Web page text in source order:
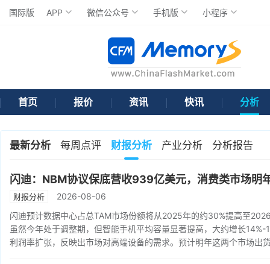
国际版 APP 微信公众号 手机版 小程序
首页 报价 资讯 快讯 分析
最新分析 每周点评 财报分析 产业分析 分析报告
闪迪：NBM协议保底营收939亿美元，消费类市场明
财报分析
2026-08-06
闪迪预计数据中心占总TAM市场份额将从2025年的约30%提高至
虽然今年处于调整期，但智能手机平均容量显著提高，大约增长
利润率扩张，反映出市场对高端设备的需求。预计明年这两个市场出